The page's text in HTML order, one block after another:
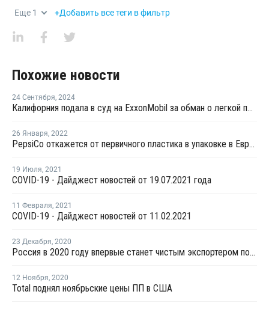
Еще 1 +Добавить все теги в фильтр
Похожие новости
24 Сентября, 2024
Калифорния подала в суд на ExxonMobil за обман о легкой переработке пластика
26 Января, 2022
PepsiCo откажется от первичного пластика в упаковке в Европе к 2030 году
19 Июля, 2021
COVID-19 - Дайджест новостей от 19.07.2021 года
11 Февраля, 2021
COVID-19 - Дайджест новостей от 11.02.2021
23 Декабря, 2020
Россия в 2020 году впервые станет чистым экспортером полиэтилена
12 Ноября, 2020
Total поднял ноябрьские цены ПП в США